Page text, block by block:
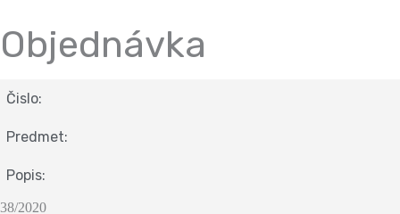
Objednávka
Čislo:
Predmet:
Popis:
38/2020